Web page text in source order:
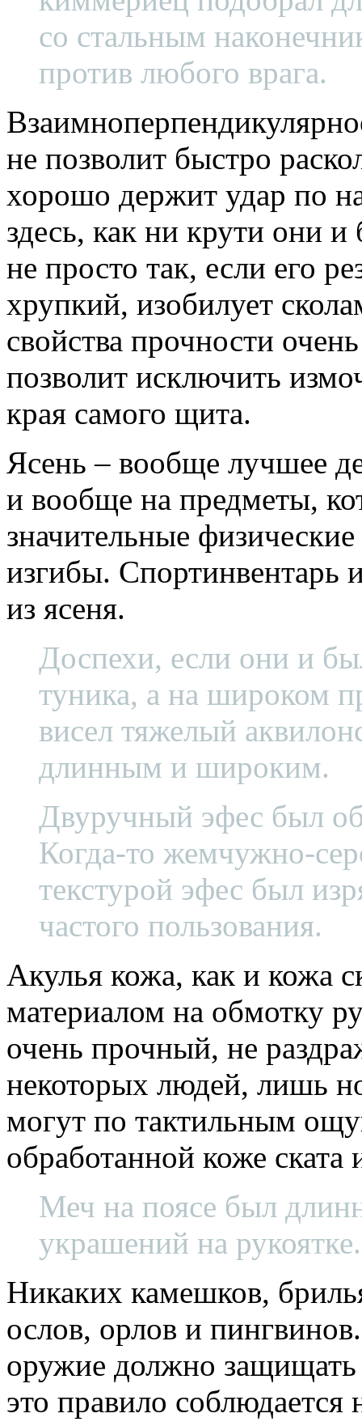
со стальным
против любого врага.
не позволит быстро
хорошо держит удар по
здесь, как ни крути они
не просто так, если его
хрупкий, изобилует
свойства прочности
позволит исключить
края самого щита.
Ясень – вообще лучшее
и вообще на предметы,
значительные
изгибы. Спортинвентарь
из ясеня.
Доспехи, если они и
туника, а на широком
висел тяжелый
длинным и широким.
Двуручный эфес был
Когда-то жемчужно-
текстурой эфес был
частого пользования.
Акулья кожа, как и кожа
материалом на обмотку
очень прочный, не
некоторых людей, лишь
могут по тактильным
обработанной коже ската
Меч на поясе был
украшений на рукоятке.
Никаких камешков,
ослов, орлов и
оружие должно защищать
это правило соблюдается